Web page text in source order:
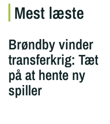
Mest læste
Brøndby vinder
transferkrig: Tæt
på at hente ny
spiller